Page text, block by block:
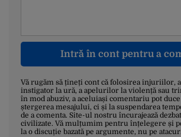
Intră în cont pentru a
Vă rugăm să țineți cont că folosirea injuriilor,
instigator la ură, a apelurilor la violență sau
în mod abuziv, a aceluiași comentariu pot
ștergerea mesajului, ci și la suspendarea
de a comenta. Site-ul nostru încurajează
civilizate. Vă mulțumim pentru înțelegere și
la o discuție bazată pe argumente, nu pe